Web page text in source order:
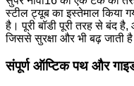
स्टील ट्यूब का इस्तेमाल किया
है। पूरी बॉडी पूरी तरह से बंद
जिससे सुरक्षा और भी बढ़ जाती
संपूर्ण ऑप्टिक पथ और